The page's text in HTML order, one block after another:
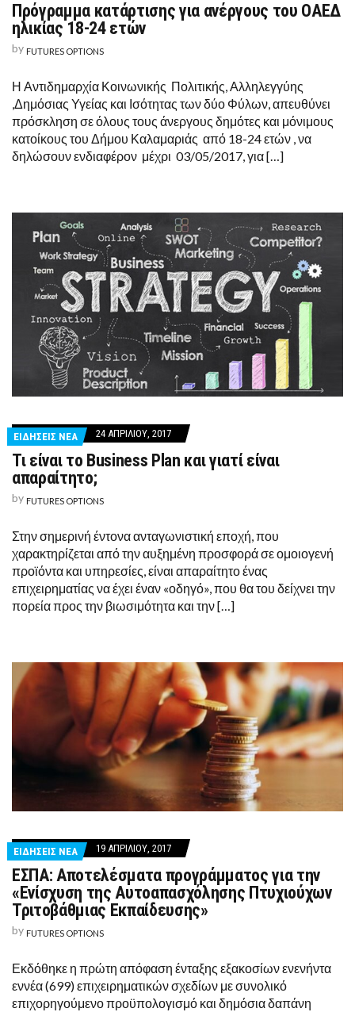
Πρόγραμμα κατάρτισης για ανέργους του ΟΑΕΔ
ηλικίας 18-24 ετών
by FUTURES OPTIONS
Η Αντιδημαρχία Κοινωνικής Πολιτικής, Αλληλεγγύης
,Δημόσιας Υγείας και Ισότητας των δύο Φύλων, απευθύνει
πρόσκληση σε όλους τους άνεργους δημότες και μόνιμους
κατοίκους του Δήμου Καλαμαριάς από 18-24 ετών , να
δηλώσουν ενδιαφέρον μέχρι 03/05/2017, για […]
ΕΙΔΗΣΕΙΣ ΝΕΑ 24 ΑΠΡΙΛΊΟΥ, 2017
Τι είναι το Business Plan και γιατί είναι
απαραίτητο;
by FUTURES OPTIONS
Στην σημερινή έντονα ανταγωνιστική εποχή, που
χαρακτηρίζεται από την αυξημένη προσφορά σε ομοιογενή
προϊόντα και υπηρεσίες, είναι απαραίτητο ένας
επιχειρηματίας να έχει έναν «οδηγό», που θα του δείχνει την
πορεία προς την βιωσιμότητα και την […]
ΕΙΔΗΣΕΙΣ ΝΕΑ 19 ΑΠΡΙΛΊΟΥ, 2017
ΕΣΠΑ: Αποτελέσματα προγράμματος για την
«Ενίσχυση της Αυτοαπασχόλησης Πτυχιούχων
Τριτοβάθμιας Εκπαίδευσης»
by FUTURES OPTIONS
Εκδόθηκε η πρώτη απόφαση ένταξης εξακοσίων ενενήντα
εννέα (699) επιχειρηματικών σχεδίων με συνολικό
επιχορηγούμενο προϋπολογισμό και δημόσια δαπάνη